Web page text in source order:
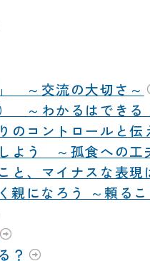
～交流の大切さ～
～わかるはできる
コントロールと伝
よう ～孤食への工
、マイナスな表現
親になろう ～頼る
？